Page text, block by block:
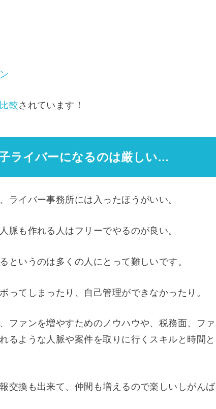
比較されています！
ライバーになるのは厳しい…
ライバー事務所には入ったほうがいい。
脈も作れる人はフリーでやるのが良い。
というのは多くの人にとって難しいです。
ってしまったり、自己管理ができなかったり。
ファンを増やすためのノウハウや、税務面、ファ
るような人脈や案件を取りに行くスキルと時間と
交換も出来て、仲間も増えるので楽しいしがんば